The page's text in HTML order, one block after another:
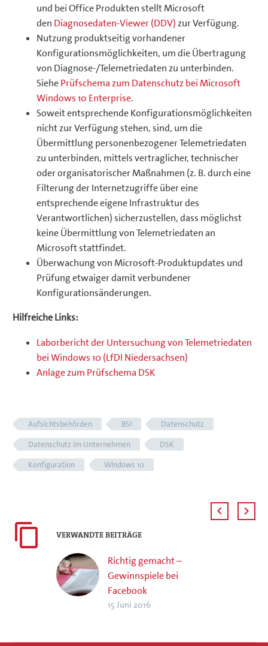
und bei Office Produkten stellt Microsoft
den Diagnosedaten-Viewer (DDV)zur Verfügung.
Nutzung produktseitig vorhandener
Konfigurationsmöglichkeiten, um die Übertragung
von Diagnose-/Telemetriedaten zu unterbinden.
SiehePrüfschema zum Datenschutz bei Microsoft
Windows 10 Enterprise.
Soweit entsprechende Konfigurationsmöglichkeiten
nicht zur Verfügung stehen, sind, um die
Übermittlung personenbezogener Telemetriedaten
zu unterbinden, mittels vertraglicher, technischer
oder organisatorischer Maßnahmen (z. B. durch eine
Filterung der Internetzugriffe über eine
entsprechende eigene Infrastruktur des
Verantwortlichen) sicherzustellen, dass möglichst
keine Übermittlung von Telemetriedaten an
Microsoft stattfindet.
Überwachung von Microsoft-Produktupdates und
Prüfung etwaiger damit verbundener
Konfigurationsänderungen.
Hilfreiche Links:
Laborbericht der Untersuchung von Telemetriedaten
bei Windows 10 (LfDI Niedersachsen)
Anlage zum Prüfschema DSK
Aufsichtsbehörden BSI
Datenschutz
Datenschutz im Unternehmen
DSK
Konfiguration
Windows 10
VERWANDTE BEITRÄGE
Richtig gemacht –
Gewinnspiele bei
Facebook
15 Juni 2016